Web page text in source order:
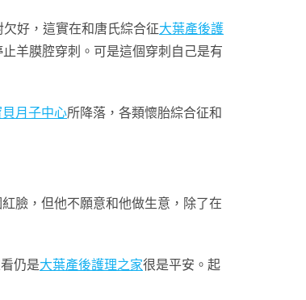
好，這實在和唐氏綜合征大葉產後護
羊膜腔穿刺。可是這個穿刺自己是有
月子中心所降落，各類懷胎綜合征和
臉，但他不願意和他做生意，除了在
仍是大葉產後護理之家很是平安。起